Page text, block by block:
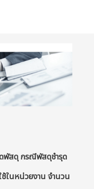
ดพัสดุ กรณีพัสดุชํารุด
ในหน่วยงาน จํานวน